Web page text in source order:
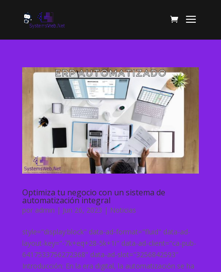
Optimiza tu negocio con un sistema de
automatización integral
por admin | Jun 26, 2023 | Noticias
style="display:block" data-ad-format="fluid" data-ad-
layout-key="-7k+eq+28-5k+1i" data-ad-client="ca-pub-
6417533756272368" data-ad-slot="3256842593"
Introducción: En la era digital, la automatización se ha